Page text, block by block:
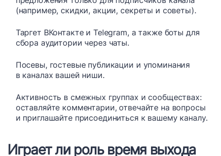
(например, скидки, акции, секреты и советы).
Таргет ВКонтакте и Telegram, а также боты для
сбора аудитории через чаты.
Посевы, гостевые публикации и упоминания
в каналах вашей ниши.
Активность в смежных группах и сообществах:
оставляйте комментарии, отвечайте на вопросы
и приглашайте присоединиться к вашему каналу.
Играет ли роль время выхода